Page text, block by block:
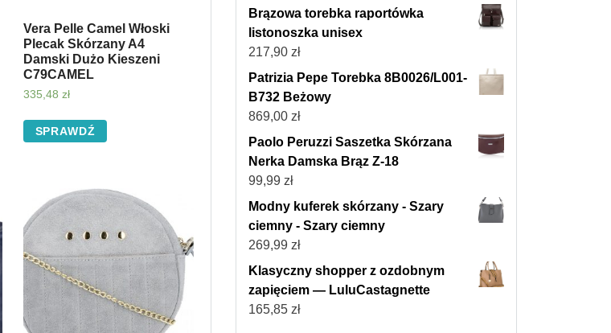
Vera Pelle Camel Włoski
Plecak Skórzany A4
Damski Dużo Kieszeni
C79CAMEL
335,48zł
SPRAWDŹ
Brązowa torebka raportówka
listonoszka unisex
217,90 zł
Patrizia Pepe Torebka 8B0026/L001-
B732 Beżowy
869,00 zł
Paolo Peruzzi Saszetka Skórzana
Nerka Damska Brąz Z-18
99,99 zł
Modny kuferek skórzany - Szary
ciemny - Szary ciemny
269,99 zł
Klasyczny shopper z ozdobnym
zapięciem — LuluCastagnette
165,85 zł